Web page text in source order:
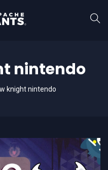
nintendo
knight nintendo